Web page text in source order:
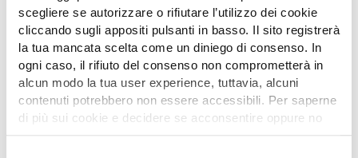
scegliere se autorizzare o rifiutare l’utilizzo dei cookie
cliccando sugli appositi pulsanti in basso. Il sito registrerà
la tua mancata scelta come un diniego di consenso. In
ogni caso, il rifiuto del consenso non comprometterà in
alcun modo la tua user experience, tuttavia, alcuni
contenuti potrebbero non essere accessibili. Per saperne
di più sui cookie e decidere se acconsentire oppure no
Pad 20Stand A/8